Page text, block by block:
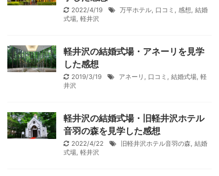
2022/4/19 万平ホテル, 口コミ , 感想, 結婚
式場, 軽井沢
軽井沢の結婚式場・アネーリを見学
した感想
2019/3/19 アネーリ , 口コミ , 結婚式場, 軽
井沢
軽井沢の結婚式場・旧軽井沢ホテル
音羽の森を見学した感想
2022/4/22 旧軽井沢ホテル音羽の森, 結婚
式場, 軽井沢